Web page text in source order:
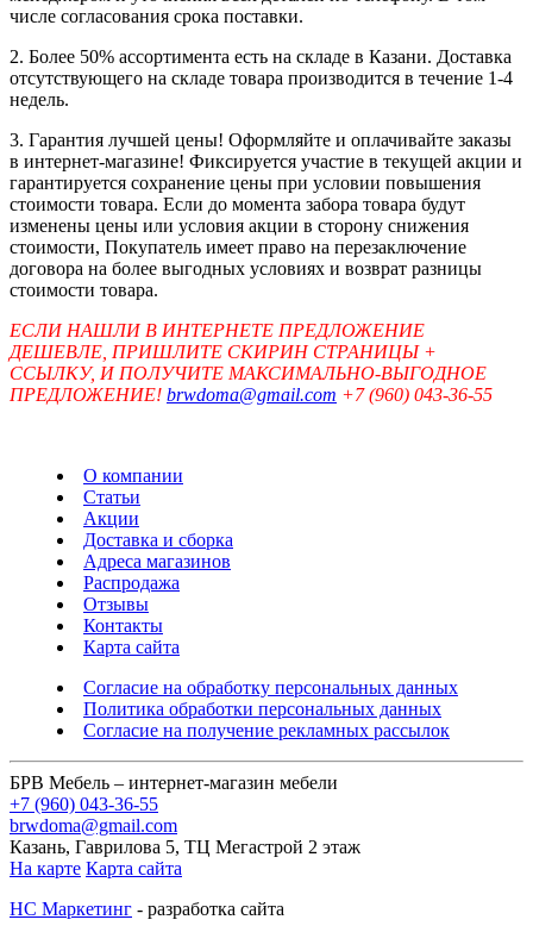
числе согласования срока поставки.
2. Более 50% ассортимента есть на складе в Казани. Доставка
отсутствующего на складе товара производится в течение 1-4
недель.
3. Гарантия лучшей цены! Оформляйте и оплачивайте заказы
в интернет-магазине! Фиксируется участие в текущей акции и
гарантируется сохранение цены при условии повышения
стоимости товара. Если до момента забора товара будут
изменены цены или условия акции в сторону снижения
стоимости, Покупатель имеет право на перезаключение
договора на более выгодных условиях и возврат разницы
стоимости товара.
ЕСЛИ НАШЛИ В ИНТЕРНЕТЕ ПРЕДЛОЖЕНИЕ
ДЕШЕВЛЕ, ПРИШЛИТЕ СКИРИН СТРАНИЦЫ +
ССЫЛКУ, И ПОЛУЧИТЕ МАКСИМАЛЬНО-ВЫГОДНОЕ
ПРЕДЛОЖЕНИЕ! brwdoma@gmail.com +7 (960) 043-36-55
О компании
Статьи
Акции
Доставка и сборка
Адреса магазинов
Распродажа
Отзывы
Контакты
Карта сайта
Согласие на обработку персональных данных
Политика обработки персональных данных
Согласие на получение рекламных рассылок
БРВ Мебель – интернет-магазин мебели
+7 (960) 043-36-55
brwdoma@gmail.com
Казань, Гаврилова 5, ТЦ Мегастрой 2 этаж
На карте Карта сайта
НС Маркетинг - разработка сайта